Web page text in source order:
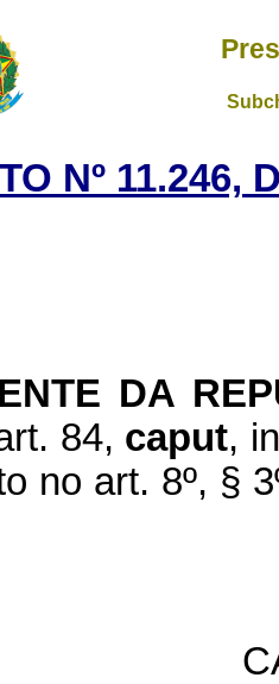
Nº 11.246,
DA
84, caput,
no art. 8º, §